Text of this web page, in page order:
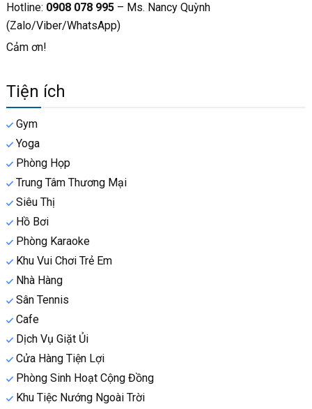
Hotline: 0908 078 995– Ms. Nancy Quỳnh
(Zalo/Viber/WhatsApp)
Cảm ơn!
Tiện ích
Gym
Yoga
Phòng Họp
Trung Tâm Thương Mại
Siêu Thị
Hồ Bơi
Phòng Karaoke
Khu Vui Chơi Trẻ Em
Nhà Hàng
Sân Tennis
Cafe
Dịch Vụ Giặt Ủi
Cửa Hàng Tiện Lợi
Phòng Sinh Hoạt Cộng Đồng
Khu Tiệc Nướng Ngoài Trời